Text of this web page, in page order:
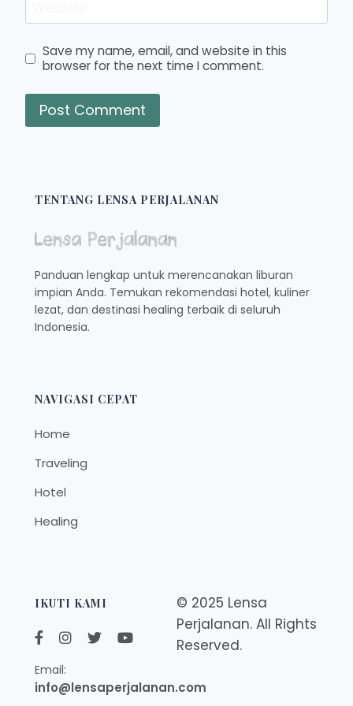
Save my name, email, and website in this
browser for the next time I comment.
TENTANG LENSA PERJALANAN
Panduan lengkap untuk merencanakan liburan
impian Anda. Temukan rekomendasi hotel, kuliner
lezat, dan destinasi healing terbaik di seluruh
Indonesia.
NAVIGASI CEPAT
Home
Traveling
Hotel
Healing
IKUTI KAMI
Email:
info@lensaperjalanan.com
© 2025 Lensa
Perjalanan. All Rights
Reserved.